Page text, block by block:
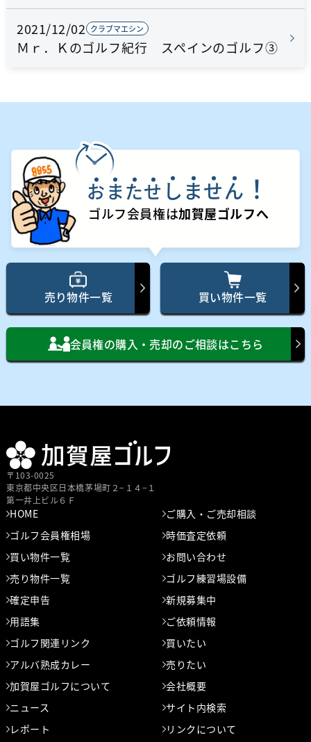
2021/12/02 クラブマエシン
Ｍｒ．Ｋのゴルフ紀行 スペインのゴルフ③
おまたせ し ません ！
ゴルフ会員権は加賀屋ゴルフへ
売り物件一覧 買い物件一覧
会員権の購入・売却のご相談はこちら
〒103-0025
東京都中央区⽇本橋茅場町２−１４−１
第⼀井上ビル６Ｆ
HOME
ご購入・ご売却相談
ゴルフ会員権相場
時価査定依頼
買い物件一覧
お問い合わせ
売り物件一覧
ゴルフ練習場設備
確定申告
新規募集中
用語集
ご依頼情報
ゴルフ関連リンク
買いたい
アルバ熟成カレー
売りたい
加賀屋ゴルフについて
会社概要
ニュース
サイト内検索
レポート
リンクについて